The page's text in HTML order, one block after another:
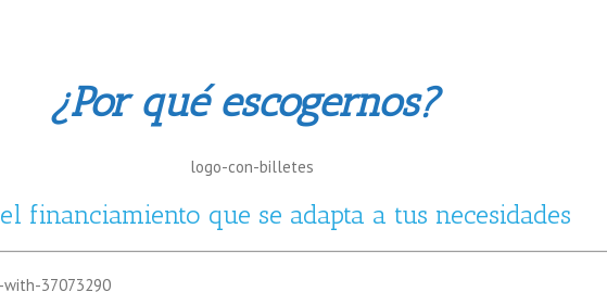
¿Por qué escogernos?
financiamiento que se adapta a tus necesidades